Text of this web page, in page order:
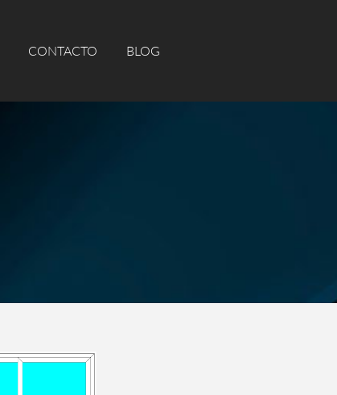
CONTACTO BLOG